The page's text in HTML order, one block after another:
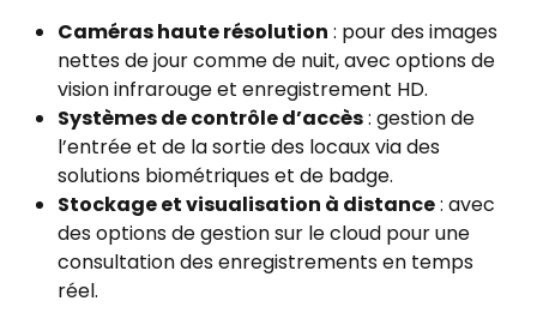
Caméras haute résolution : pour des images
nettes de jour comme de nuit, avec options de
vision infrarouge et enregistrement HD.
Systèmes de contrôle d’accès: gestion de
l’entrée et de la sortie des locaux via des
solutions biométriques et de badge.
Stockage et visualisation à distance: avec
des options de gestion sur le cloud pour une
consultation des enregistrements en temps
réel.